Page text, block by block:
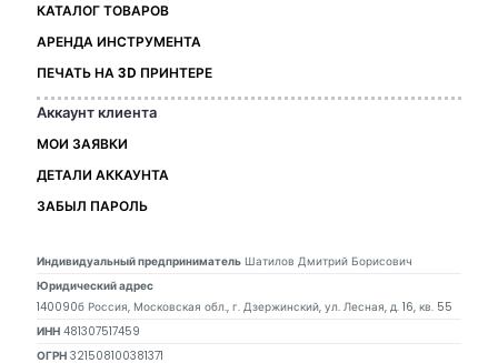
КАТАЛОГ ТОВАРОВ
АРЕНДА ИНСТРУМЕНТА
ПЕЧАТЬ НА 3D ПРИНТЕРЕ
Аккаунт клиента
МОИ ЗАЯВКИ
ДЕТАЛИ АККАУНТА
ЗАБЫЛ ПАРОЛЬ
Индивидуальный предприниматель Шатилов Дмитрий Борисович
Юридический адрес
140090б Россия, Московская обл., г. Дзержинский, ул. Лесная, д. 16, кв. 55
ИНН 481307517459
ОГРН 321508100381371